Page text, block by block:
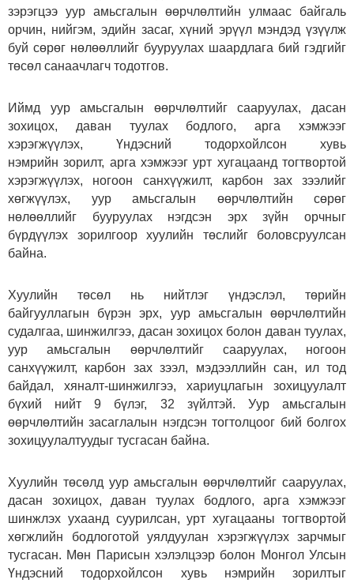
зэрэгцээ уур амьсгалын өөрчлөлтийн улмаас байгаль
орчин, нийгэм, эдийн засаг, хүний эрүүл мэндэд үзүүлж
буй сөрөг нөлөөллийг бууруулах шаардлага бий гэдгийг
төсөл санаачлагч тодотгов.
Иймд уур амьсгалын өөрчлөлтийг сааруулах, дасан
зохицох, даван туулах бодлого, арга хэмжээг
хэрэгжүүлэх, Үндэсний тодорхойлсон хувь
нэмрийн зорилт, арга хэмжээг урт хугацаанд тогтвортой
хэрэгжүүлэх, ногоон санхүүжилт, карбон зах зээлийг
хөгжүүлэх, уур амьсгалын өөрчлөлтийн сөрөг
нөлөөллийг бууруулах нэгдсэн эрх зүйн орчныг
бүрдүүлэх зорилгоор хуулийн төслийг боловсруулсан
байна.
Хуулийн төсөл нь нийтлэг үндэслэл, төрийн
байгууллагын бүрэн эрх, уур амьсгалын өөрчлөлтийн
судалгаа, шинжилгээ, дасан зохицох болон даван туулах,
уур амьсгалын өөрчлөлтийг сааруулах, ногоон
санхүүжилт, карбон зах зээл, мэдээллийн сан, ил тод
байдал, хяналт-шинжилгээ, хариуцлагын зохицуулалт
бүхий нийт 9 бүлэг, 32 зүйлтэй. Уур амьсгалын
өөрчлөлтийн засаглалын нэгдсэн тогтолцоог бий болгох
зохицуулалтуудыг тусгасан байна.
Хуулийн төсөлд уур амьсгалын өөрчлөлтийг сааруулах,
дасан зохицох, даван туулах бодлого, арга хэмжээг
шинжлэх ухаанд суурилсан, урт хугацааны тогтвортой
хөгжлийн бодлоготой уялдуулан хэрэгжүүлэх зарчмыг
тусгасан. Мөн Парисын хэлэлцээр болон Монгол Улсын
Үндэсний тодорхойлсон хувь нэмрийн зорилтыг